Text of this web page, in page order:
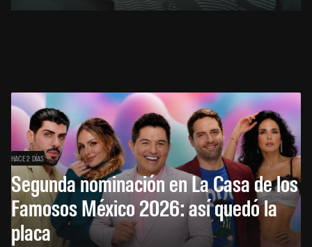
HACE 2 DÍAS
Segunda nominación en La Casa de los
Famosos México 2026: así quedó la
placa